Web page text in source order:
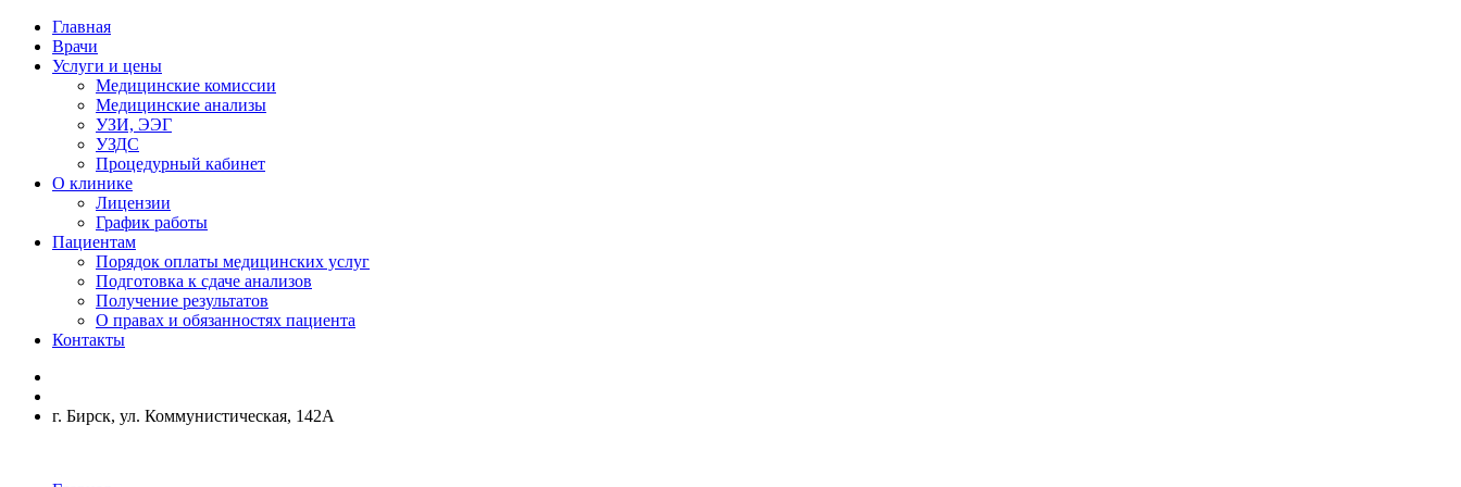
Главная
Врачи
Услуги и цены
Медицинские комиссии
Медицинские анализы
УЗИ, ЭЭГ
УЗДС
Процедурный кабинет
О клинике
Лицензии
График работы
Пациентам
Порядок оплаты медицинских услуг
Подготовка к сдаче анализов
Получение результатов
О правах и обязанностях пациента
Контакты
г. Бирск, ул. Коммунистическая, 142А